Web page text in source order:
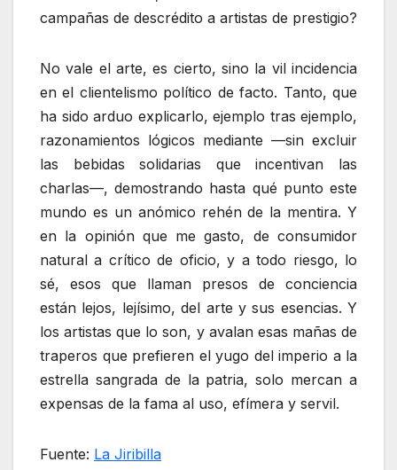
campañas de descrédito a artistas de prestigio?
No vale el arte, es cierto, sino la vil incidencia
en el clientelismo político de facto. Tanto, que
ha sido arduo explicarlo, ejemplo tras ejemplo,
razonamientos lógicos mediante —sin excluir
las bebidas solidarias que incentivan las
charlas—, demostrando hasta qué punto este
mundo es un anómico rehén de la mentira. Y
en la opinión que me gasto, de consumidor
natural a crítico de oficio, y a todo riesgo, lo
sé, esos que llaman presos de conciencia
están lejos, lejísimo, del arte y sus esencias. Y
los artistas que lo son, y avalan esas mañas de
traperos que prefieren el yugo del imperio a la
estrella sangrada de la patria, solo mercan a
expensas de la fama al uso, efímera y servil.
Fuente: La Jiribilla